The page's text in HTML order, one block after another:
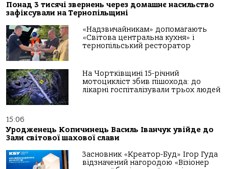
Понад 3 тисячі звернень через домашнє насильство
зафіксували на Тернопільщині
«Надзвичайникам» допомагають
«Світова центральна кухня» і
тернопільський ресторатор
На Чортківщині 15-річний
мотоцикліст збив пішохода: до
лікарні госпіталізували трьох людей
15:06
Уродженець Копичинець Василь Іванчук увійде до
Зали світової шахової слави
Засновник «Креатор-Буд» Ігор Гуда
відзначений нагородою «Візіонер